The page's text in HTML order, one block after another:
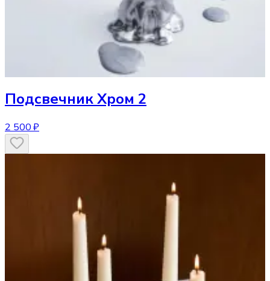
ПодсвечникХром 2
2 500 ₽